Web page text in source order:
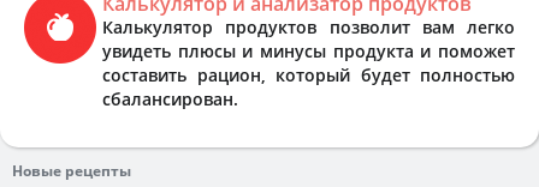
Калькулятор продуктов позволит вам легко
увидеть плюсы и минусы продукта и поможет
составить рацион, который будет полностью
сбалансирован.
Новые рецепты